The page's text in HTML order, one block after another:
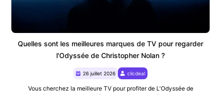
Quelles sont les meilleures marques de TV pour regarder
l'Odyssée de Christopher Nolan ?
26 juillet 2026 clicdeal
Vous cherchez la meilleure TV pour profiter de L'Odyssée de